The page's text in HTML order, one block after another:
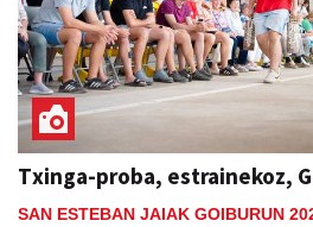
Txinga-proba, estrainekoz,
SAN ESTEBAN JAIAK GOIBURUN